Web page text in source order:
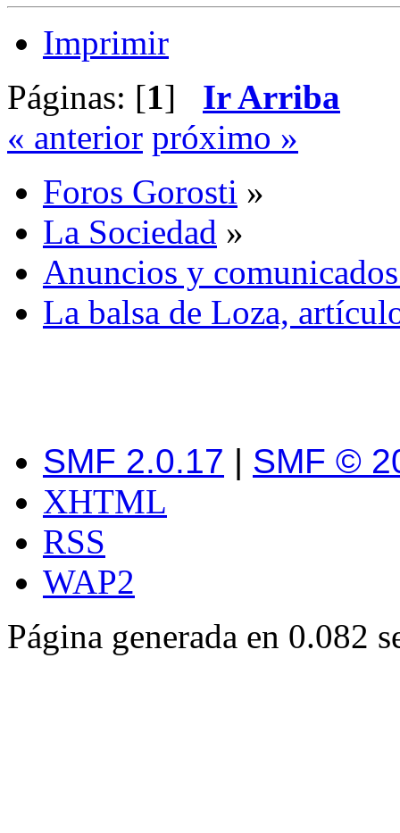
Imprimir
Páginas: [1] Ir Arriba
« anterior próximo »
Foros Gorosti »
La Sociedad »
Anuncios y
La balsa de Loza,
SMF 2.0.17 | SMF ©
XHTML
RSS
WAP2
Página generada en 0.082